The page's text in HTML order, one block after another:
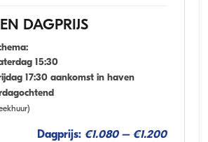
DAGPRIJS
15:30
17:30 aankomst in haven
Dagprijs: €1.080 – €1.200